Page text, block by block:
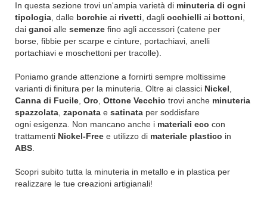
In questa sezione trovi un'ampia varietà di minuteria di ogni
tipologia , dalle borchie ai rivetti , dagli occhielli ai bottoni
dai ganci alle semenze fino agli accessori (catene per
borse, fibbie per scarpe e cinture, portachiavi, anelli
portachiavi e moschettoni per tracolle).
Poniamo grande attenzione a fornirti sempre moltissime
varianti di finitura per la minuteria. Oltre ai classici Nickel
Canna di Fucile Oro Ottone Vecchio trovi anche minuteria
spazzolata zaponata e satinata per soddisfare
ogni esigenza. Non mancano anche i materiali eco con
trattamenti Nickel-Free e utilizzo di materiale plastico in
ABS
Scopri subito tutta la minuteria in metallo e in plastica per
realizzare le tue creazioni artigianali!